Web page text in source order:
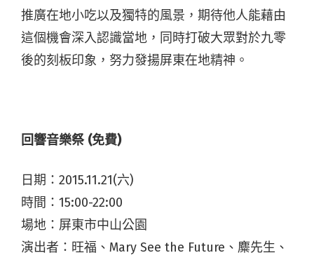
推廣在地小吃以及獨特的風景，期待他人能藉由
這個機會深入認識當地，同時打破大眾對於九零
後的刻板印象，努力發揚屏東在地精神。
回響音樂祭 (免費)
日期：2015.11.21(六)
時間：15:00-22:00
場地：屏東市中山公園
演出者：旺福、Mary See the Future、麋先生、